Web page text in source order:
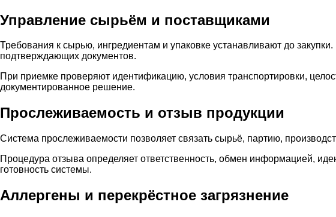
Управление сырьём и поставщиками
Требования к сырью, ингредиентам и упаковке устанавливают до
подтверждающих документов.
При приемке проверяют идентификацию, условия транспортировки,
документированное решение.
Прослеживаемость и отзыв продукции
Система прослеживаемости позволяет связать сырьё, партию,
Процедура отзыва определяет ответственность, обмен информацией,
готовность системы.
Аллергены и перекрёстное загрязнение